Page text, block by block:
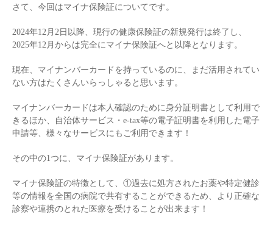
さて、今回はマイナ保険証についてです。
2024年12月2日以降、現行の健康保険証の新規発行は終了し、
2025年12月からは完全にマイナ保険証へと以降となります。
現在、マイナンバーカードを持っているのに、まだ活用されてい
ない方はたくさんいらっしゃると思います。
マイナンバーカードは本人確認のために身分証明書として利用で
きるほか、自治体サービス・e-tax等の電子証明書を利用した電子
申請等、様々なサービスにもご利用できます！
その中の1つに、マイナ保険証があります。
マイナ保険証の特徴として、①過去に処方されたお薬や特定健診
等の情報を全国の病院で共有することができるため、より正確な
診察や連携のとれた医療を受けることが出来ます！